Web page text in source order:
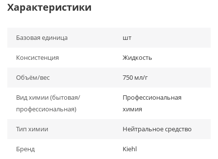
Характеристики
Базовая единица шт
Консистенция Жидкость
Объём/вес 750 мл/г
Вид химии (бытовая/
профессиональная)
Профессиональная
химия
Тип химии Нейтральное средство
Бренд Kiehl